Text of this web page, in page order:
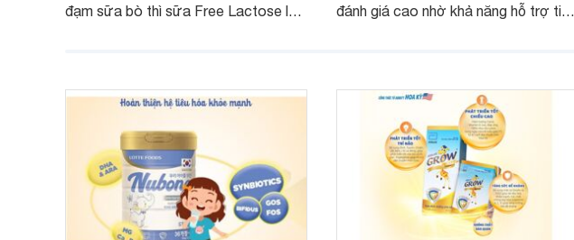
đạm sữa bò thì sữa Free Lactose là
người lớn, giúp giải quyết tình trạng rối
loạn tiêu hóa, hấp thu dễ dàng hơn.
đánh giá cao nhờ khả năng hỗ trợ tiêu
dưỡng toàn diện cho con.